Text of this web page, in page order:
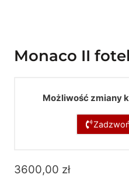
Monaco II fotel
Możliwość zmiany
3600,00 zł